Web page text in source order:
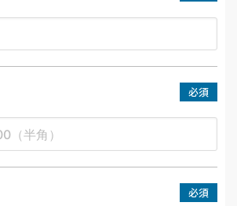
必須
必須